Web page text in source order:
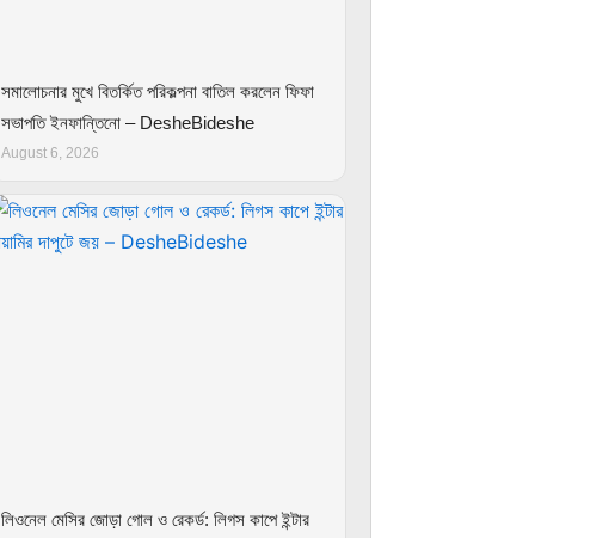
সমালোচনার মুখে বিতর্কিত পরিকল্পনা বাতিল করলেন ফিফা
সভাপতি ইনফান্তিনো – DesheBideshe
August 6, 2026
লিওনেল মেসির জোড়া গোল ও রেকর্ড: লিগস কাপে ইন্টার